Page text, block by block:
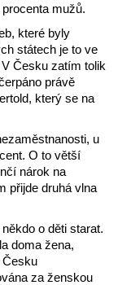
mužů.
které byly
státech je to ve
Česku zatím tolik
právě
který se na
u
O to větší
nárok na
přijde druhá vlna
o děti starat.
doma žena,
Česku
za ženskou